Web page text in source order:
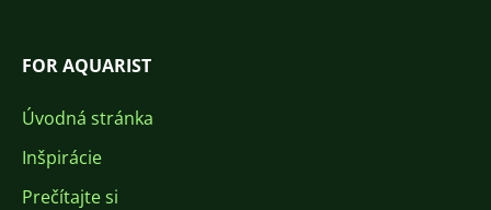
FOR AQUARIST
Úvodná stránka
Inšpirácie
Prečítajte si